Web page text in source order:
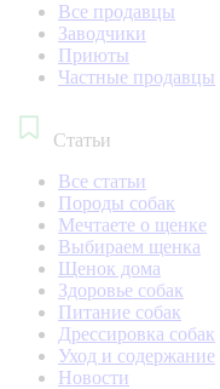
Все продавцы
Заводчики
Приюты
Частные продавцы
Статьи
Все статьи
Породы собак
Мечтаете о щенке
Выбираем щенка
Щенок дома
Здоровье собак
Питание собак
Дрессировка собак
Уход и содержание
Новости